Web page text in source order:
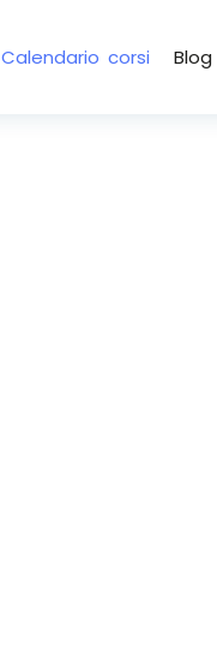
Calendario corsi Blog